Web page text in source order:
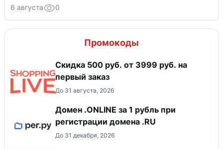
6 августа 0
Промокоды
Скидка 500 руб. от 3999 руб. на
первый заказ
До 31 августа, 2026
Домен .ONLINE за 1 рубль при
регистрации домена .RU
До 31 декабря, 2026